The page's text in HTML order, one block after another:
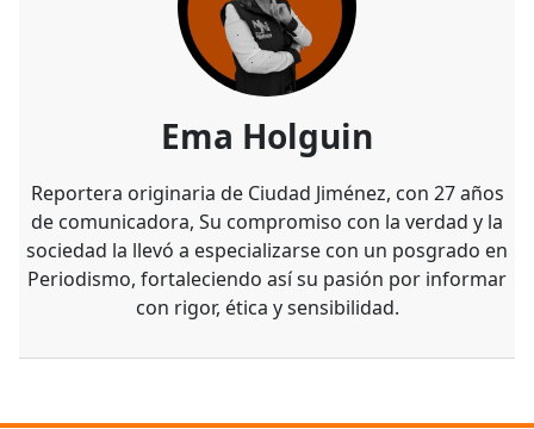
Ema Holguin
Reportera originaria de Ciudad Jiménez, con 27 años
de comunicadora, Su compromiso con la verdad y la
sociedad la llevó a especializarse con un posgrado en
Periodismo, fortaleciendo así su pasión por informar
con rigor, ética y sensibilidad.